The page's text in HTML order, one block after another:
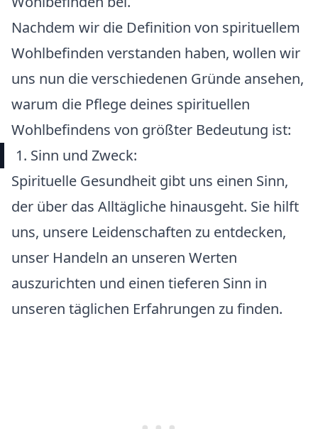
Nachdem wir die Definition von spirituellem
Wohlbefinden verstanden haben, wollen wir
uns nun die verschiedenen Gründe ansehen,
warum die Pflege deines spirituellen
Wohlbefindens von größter Bedeutung ist:
1. Sinn und Zweck:
Spirituelle Gesundheit gibt uns einen Sinn,
der über das Alltägliche hinausgeht. Sie hilft
uns, unsere Leidenschaften zu entdecken,
unser Handeln an unseren Werten
auszurichten und einen tieferen Sinn in
unseren täglichen Erfahrungen zu finden.